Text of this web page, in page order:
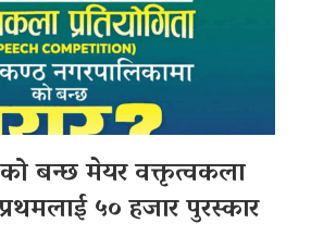
बन्छ मेयर वक्तृत्वकला
५० हजार पुरस्कार